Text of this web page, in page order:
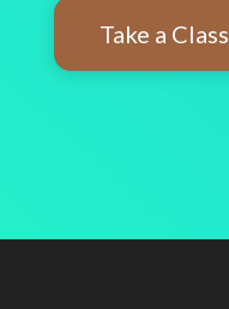
Take a Class